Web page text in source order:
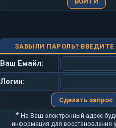
ЗАБЫЛИ ПАРОЛЬ?
Ваш Емайл:
Логин:
*На Ваш электронный адрес
информация для восстановления